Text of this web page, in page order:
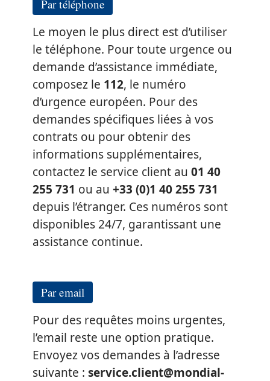
Par téléphone
Le moyen le plus direct est d’utiliser
le téléphone. Pour toute urgence ou
demande d’assistance immédiate,
composez le 112, le numéro
d’urgence européen. Pour des
demandes spécifiques liées à vos
contrats ou pour obtenir des
informations supplémentaires,
contactez le service client au 01 40
255 731 ou au +33 (0)1 40 255 731
depuis l’étranger. Ces numéros sont
disponibles 24/7, garantissant une
assistance continue.
Par email
Pour des requêtes moins urgentes,
l’email reste une option pratique.
Envoyez vos demandes à l’adresse
suivante : service.client@mondial-